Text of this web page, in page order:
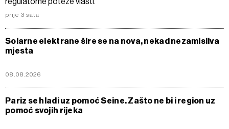
prije 3 sata
Solarne elektrane šire se na nova, nekad nezamisliva
mjesta
08.08.2026
Pariz se hladi uz pomoć Seine. Zašto ne bi i region uz
pomoć svojih rijeka